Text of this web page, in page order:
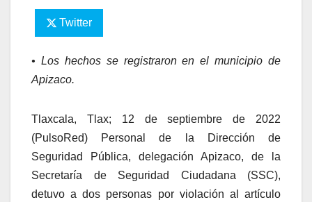
Twitter
• Los hechos se registraron en el municipio de
Apizaco.
Tlaxcala, Tlax; 12 de septiembre de 2022
(PulsoRed) Personal de la Dirección de
Seguridad Pública, delegación Apizaco, de la
Secretaría de Seguridad Ciudadana (SSC),
detuvo a dos personas por violación al artículo